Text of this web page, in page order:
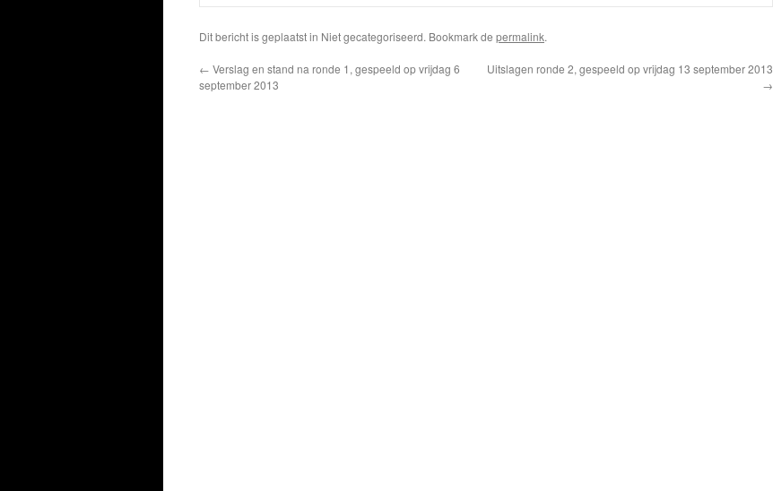
Dit bericht is geplaatst in Niet gecategoriseerd. Bookmark de permalink.
← Verslag en stand na ronde 1, gespeeld op vrijdag 6
september 2013
Uitslagen ronde 2, gespeeld op vrijdag 13 september 2013
→